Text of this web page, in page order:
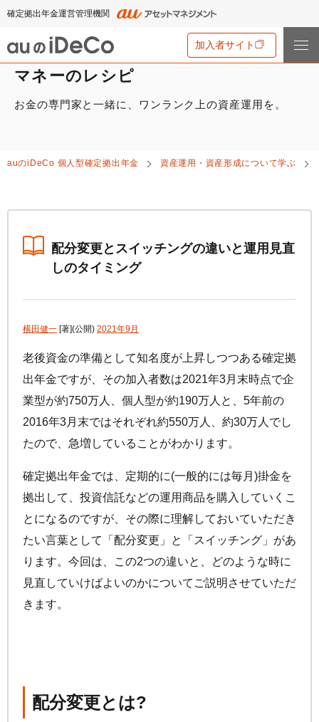
確定拠出年金運営管理機関
加入者サイト
iDeCoとは
iDeCoのメリットと留意点
iDeCoの給付金について
とNISAの違い、併用がオススメな理由とは？
2024年12月制度改正のポイント
auのiDeCoの新規加入方法
他社の
企業型確定拠出年金加入者の転職・退職時の移換手続き
運営における役割分担・年金資産の保護
マネーのレシピ
節税シミュレーション
手数料について
運用商品一覧
リスク許容度診断
運用商品を知ろう
バランス型投資信託の選び方
指定運用方法について
加入者の方
加入者サイトの使い方ガイド
加入後の諸変更手続きについて
お申し込み後に届く書類について
年末調整・確定申告の書き方と記入例
iDeCoの給付金について
キャンペーン お知らせ
よくある質問
マネーのレシピ
お金の専門家と一緒に、ワンランク上の資産運用を。
auのiDeCo 個人型確定拠出年金 資産運用・資産形成について学ぶ
配分変更とスイッチングの違いと運用見直
しのタイミング
横田健一 [著](公開) 2021年9月
老後資金の準備として知名度が上昇しつつある確定拠
出年金ですが、その加入者数は2021年3月末時点で企
業型が約750万人、個人型が約190万人と、5年前の
2016年3月末ではそれぞれ約550万人、約30万人でし
たので、急増していることがわかります。
確定拠出年金では、定期的に(一般的には毎月)掛金を
拠出して、投資信託などの運用商品を購入していくこ
とになるのですが、その際に理解しておいていただき
たい言葉として「配分変更」と「スイッチング」があ
ります。今回は、この2つの違いと、どのような時に
見直していけばよいのかについてご説明させていただ
きます。
配分変更とは?